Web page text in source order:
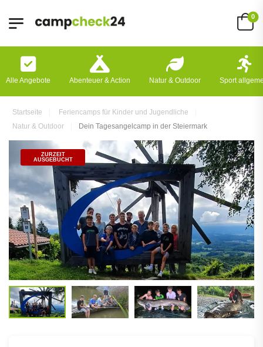
0
Alle Angebote Abenteuer & Action Natur & Outdoor Sport
Startseite
Feriencamps für Kinder und Jugendliche
Natur & Outdoor
Dein Tagesangelcamp in der Steiermark
ZURZEIT
AUSGEBUCHT